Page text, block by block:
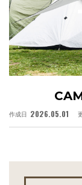
作成日 2026.05.01